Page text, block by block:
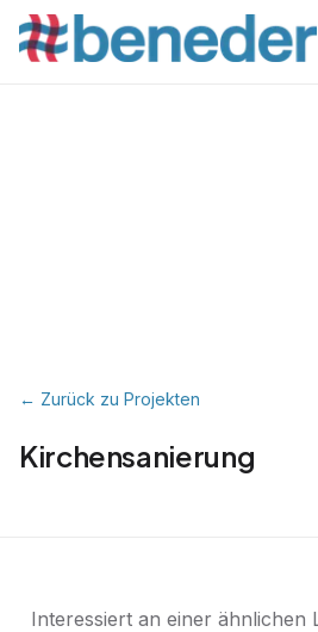
← Zurück zu Projekten
Kirchensanierung
Interessiert an einer ähnlichen